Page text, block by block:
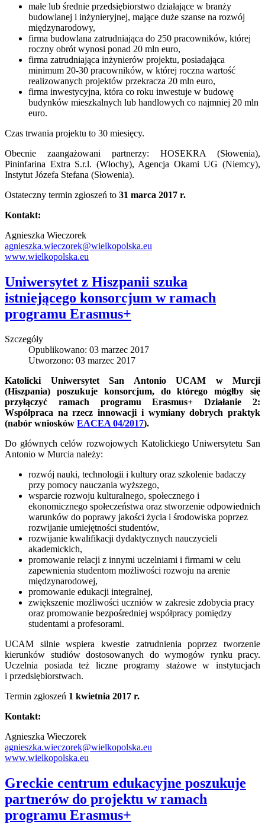
małe lub średnie przedsiębiorstwo działające w branży
budowlanej i inżynieryjnej, mające duże szanse na rozwój
międzynarodowy,
firma budowlana zatrudniająca do 250 pracowników, której
roczny obrót wynosi ponad 20 mln euro,
firma zatrudniająca inżynierów projektu, posiadająca
minimum 20-30 pracowników, w której roczna wartość
realizowanych projektów przekracza 20 mln euro,
firma inwestycyjna, która co roku inwestuje w budowę
budynków mieszkalnych lub handlowych co najmniej 20 mln
euro.
Czas trwania projektu to 30 miesięcy.
Obecnie zaangażowani partnerzy: HOSEKRA (Słowenia),
Pininfarina Extra S.r.l. (Włochy), Agencja Okami UG (Niemcy),
Instytut Józefa Stefana (Słowenia).
Ostateczny termin zgłoszeń to 31 marca 2017 r.
Kontakt:
Agnieszka Wieczorek
agnieszka.wieczorek@wielkopolska.eu
www.wielkopolska.eu
Uniwersytet z Hiszpanii szuka
istniejącego konsorcjum w ramach
programu Erasmus+
Szczegóły
Opublikowano: 03 marzec 2017
Utworzono: 03 marzec 2017
Katolicki Uniwersytet San Antonio UCAM w Murcji
(Hiszpania) poszukuje konsorcjum, do którego mógłby się
przyłączyć ramach programu Erasmus+ Działanie 2:
Współpraca na rzecz innowacji i wymiany dobrych praktyk
(nabór wniosków EACEA 04/2017).
Do głównych celów rozwojowych Katolickiego Uniwersytetu San
Antonio w Murcia należy:
rozwój nauki, technologii i kultury oraz szkolenie badaczy
przy pomocy nauczania wyższego,
wsparcie rozwoju kulturalnego, społecznego i
ekonomicznego społeczeństwa oraz stworzenie odpowiednich
warunków do poprawy jakości życia i środowiska poprzez
rozwijanie umiejętności studentów,
rozwijanie kwalifikacji dydaktycznych nauczycieli
akademickich,
promowanie relacji z innymi uczelniami i firmami w celu
zapewnienia studentom możliwości rozwoju na arenie
międzynarodowej,
promowanie edukacji integralnej,
zwiększenie możliwości uczniów w zakresie zdobycia pracy
oraz promowanie bezpośredniej współpracy pomiędzy
studentami a profesorami.
UCAM silnie wspiera kwestie zatrudnienia poprzez tworzenie
kierunków studiów dostosowanych do wymogów rynku pracy.
Uczelnia posiada też liczne programy stażowe w instytucjach
i przedsiębiorstwach.
Termin zgłoszeń 1 kwietnia 2017 r.
Kontakt:
Agnieszka Wieczorek
agnieszka.wieczorek@wielkopolska.eu
www.wielkopolska.eu
Greckie centrum edukacyjne poszukuje
partnerów do projektu w ramach
programu Erasmus+